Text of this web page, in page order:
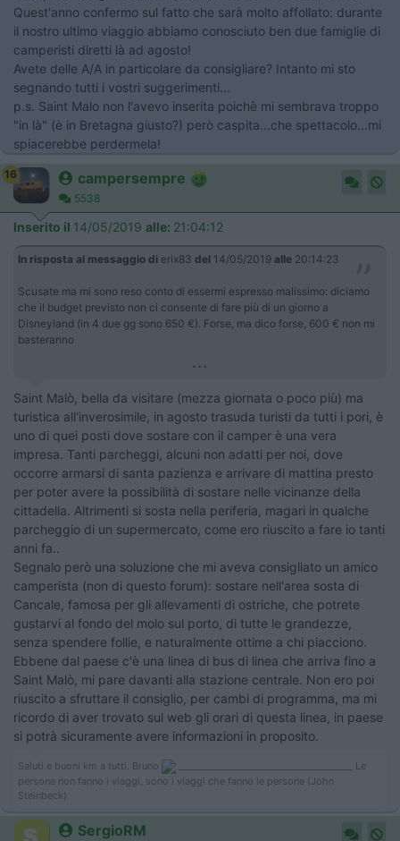
Quest'anno confermo sul fatto che sarà molto affollato: durante
il nostro ultimo viaggio abbiamo conosciuto ben due famiglie di
camperisti diretti là ad agosto!
Avete delle A/A in particolare da consigliare? Intanto mi sto
segnando tutti i vostri suggerimenti...
p.s. Saint Malo non l'avevo inserita poichè mi sembrava troppo
"in là" (è in Bretagna giusto?) però caspita...che spettacolo...mi
spiacerebbe perdermela!
16 campersempre
5538
Inserito il 14/05/2019 alle: 21:04:12
In risposta al messaggio di erix83 del 14/05/2019 alle 20:14:23
Scusate ma mi sono reso conto di essermi espresso malissimo: diciamo
che il budget previsto non ci consente di fare più di un giorno a
Disneyland (in 4 due gg sono 650 €). Forse, ma dico forse, 600 € non mi
basteranno
...
Saint Malò, bella da visitare (mezza giornata o poco più) ma
turistica all'inverosimile, in agosto trasuda turisti da tutti i pori, è
uno di quei posti dove sostare con il camper è una vera
impresa. Tanti parcheggi, alcuni non adatti per noi, dove
occorre armarsi di santa pazienza e arrivare di mattina presto
per poter avere la possibilità di sostare nelle vicinanze della
cittadella. Altrimenti si sosta nella periferia, magari in qualche
parcheggio di un supermercato, come ero riuscito a fare io tanti
anni fa..
Segnalo però una soluzione che mi aveva consigliato un amico
camperista (non di questo forum): sostare nell'area sosta di
Cancale, famosa per gli allevamenti di ostriche, che potrete
gustarvi al fondo del molo sul porto, di tutte le grandezze,
senza spendere follie, e naturalmente ottime a chi piacciono.
Ebbene dal paese c'è una linea di bus di linea che arriva fino a
Saint Malò, mi pare davanti alla stazione centrale. Non ero poi
riuscito a sfruttare il consiglio, per cambi di programma, ma mi
ricordo di aver trovato sul web gli orari di questa linea, in paese
si potrà sicuramente avere informazioni in proposito.
Saluti e buoni km a tutti. Bruno
_______________________________________ Le
persone non fanno i viaggi, sono i viaggi che fanno le persone (John
Steinbeck)
SergioRM